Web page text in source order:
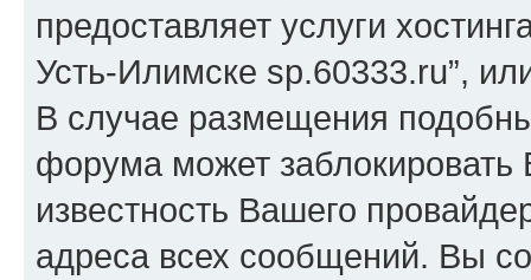
предоставляет услуги
Усть-Илимске sp.60333.ru”,
В случае размещения
форума может заблокировать
известность Вашего
адреса всех сообщений. Вы